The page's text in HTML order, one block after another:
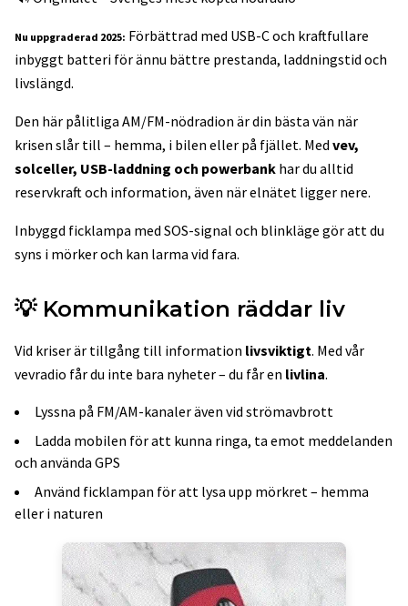
Nu uppgraderad 2025: Förbättrad med USB-C och kraftfullare
inbyggt batteri för ännu bättre prestanda, laddningstid och
livslängd.
Den här pålitliga AM/FM-nödradion är din bästa vän när
krisen slår till – hemma, i bilen eller på fjället. Med vev,
solceller, USB-laddning och powerbank har du alltid
reservkraft och information, även när elnätet ligger nere.
Inbyggd ficklampa med SOS-signal och blinkläge gör att du
syns i mörker och kan larma vid fara.
💡 Kommunikation räddar liv
Vid kriser är tillgång till information livsviktigt. Med vår
vevradio får du inte bara nyheter – du får en livlina.
Lyssna på FM/AM-kanaler även vid strömavbrott
Ladda mobilen för att kunna ringa, ta emot meddelanden
och använda GPS
Använd ficklampan för att lysa upp mörkret – hemma
eller i naturen